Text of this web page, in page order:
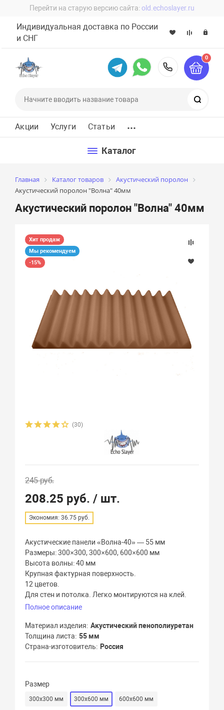
Перейти на старую версию сайта: old.echoslayer.ru
Индивидуальная доставка по России
и СНГ
8 (800)
0
Акции Услуги Статьи ...
Каталог
Главная Каталог товаров
Акустический поролон
Акустический поролон "Волна" 40мм
Акустический поролон "Волна" 40мм
Хит продаж
Мы рекомендуем
-15%
(30)
245 руб.
208.25 руб. / шт.
Экономия: 36.75 руб.
Акустические панели «Волна-40» — 55 мм
Размеры: 300×300, 300×600, 600×600 мм
Высота волны: 40 мм
Крупная фактурная поверхность.
12 цветов.
Для стен и потолка. Легко монтируются на клей.
Полное описание
Материал изделия Акустический пенополиуретан
Толщина листа 55 мм
Страна-изготовитель
Россия
Размер
300х300 мм 300х600 мм 600х600 мм